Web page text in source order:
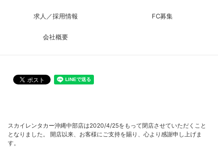
求人／採用情報 FC募集
会社概要
スカイレンタカー沖縄中部店は2020/4/25をもって閉店させていただくこと
となりました。 開店以来、お客様にご支持を賜り、心より感謝申し上げま
す。